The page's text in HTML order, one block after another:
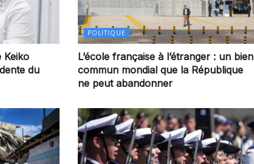
Keiko
du
POLITIQUE
L’école française à l’étranger : un bien
commun mondial que la République
ne peut abandonner